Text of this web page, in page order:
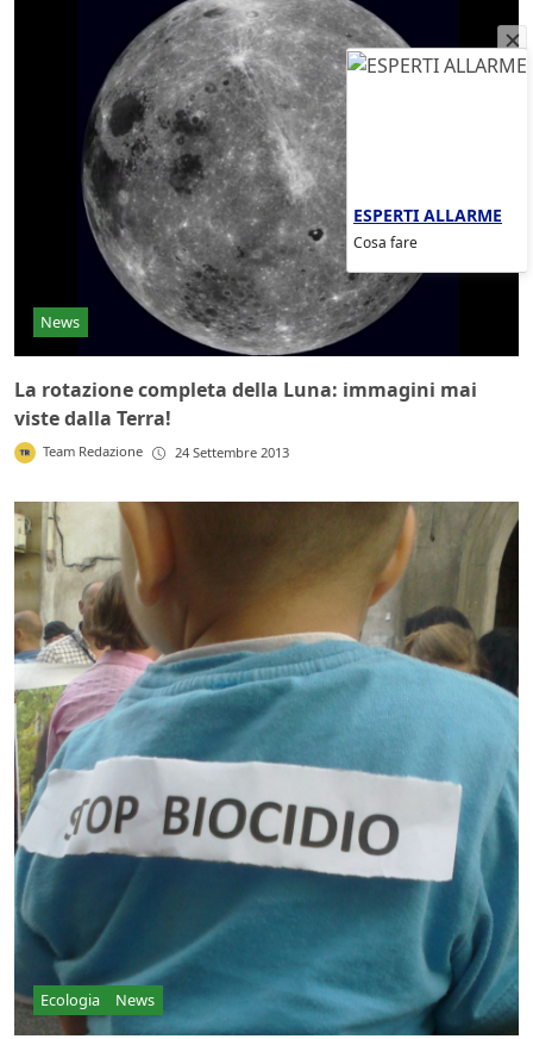
News
La rotazione completa della Luna: immagini mai
viste dalla Terra!
Team Redazione 24 Settembre 2013
Ecologia News
ESPERTI ALLARME
Cosa fare